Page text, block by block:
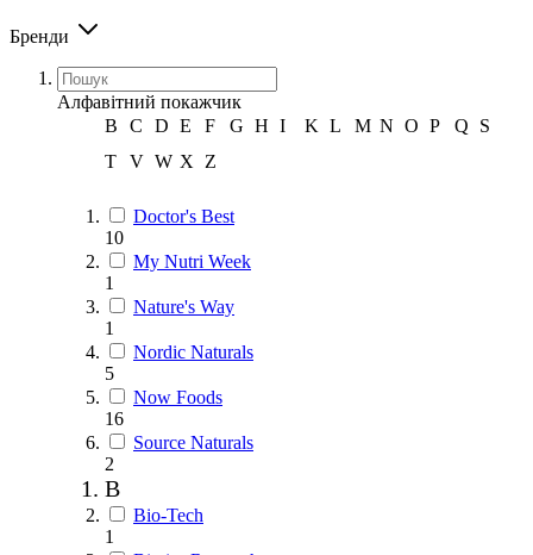
Бренди
Алфавітний покажчик
B
C D E F G H I K L M N O P Q
S
T
V W X Z
Doctor's Best
10
My Nutri Week
1
Nature's Way
1
Nordic Naturals
5
Now Foods
16
Source Naturals
2
B
Bio-Tech
1